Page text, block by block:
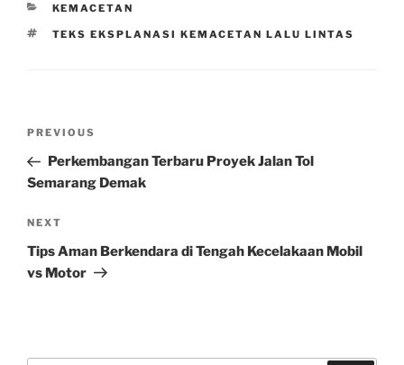
CATEGORIES
KEMACETAN
TAGS
TEKS EKSPLANASI KEMACETAN LALU LINTAS
Previous
Post
PREVIOUS
Perkembangan Terbaru Proyek Jalan Tol
Semarang Demak
Next
Post
NEXT
Tips Aman Berkendara di Tengah Kecelakaan Mobil
vs Motor